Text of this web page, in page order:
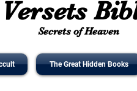
Secrets of Heaven
The Great Hidden Books